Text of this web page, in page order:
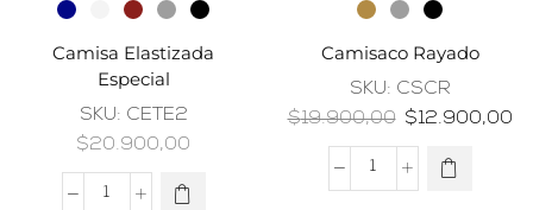
Camisa Elastizada
Especial
SKU: CETE2
$20.900,00
Camisaco Rayado
SKU: CSCR
$19.900,00 $12.900,00